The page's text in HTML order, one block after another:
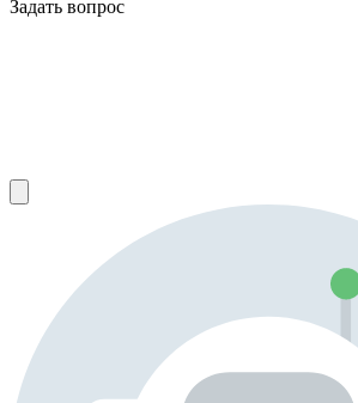
Задать вопрос